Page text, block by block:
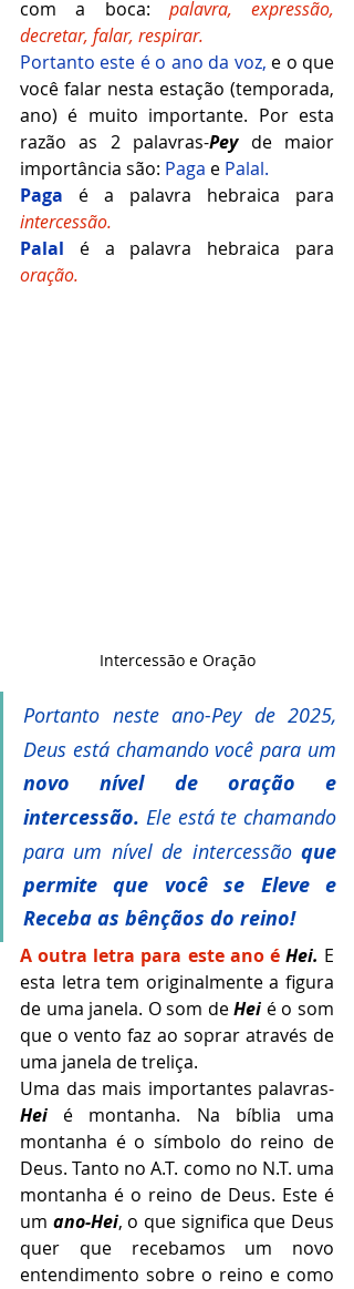
com a boca: palavra, expressão,
decretar, falar, respirar.
Portanto este é o ano da voz, e o que
você falar nesta estação (temporada,
ano) é muito importante. Por esta
razão as 2 palavras-Pey de maior
importância são: Paga e Palal.
Paga
intercessão.
Palal
oração.
Intercessão e Oração
Portanto neste ano-Pey de 2025,
novo nível de oração e
intercessão. Ele está te chamando
para um nível de intercessão que
permite que você se Eleve e
Receba as bênçãos do reino!
A outra letra para este ano é Hei. E
esta letra tem originalmente a figura
de uma janela. O som de Hei é o som
que o vento faz ao soprar através de
uma janela de treliça.
Uma das mais importantes palavras-
Hei é montanha. Na bíblia uma
montanha é o símbolo do reino de
Deus. Tanto no A.T. como no N.T. uma
montanha é o reino de Deus. Este é
um ano-Hei, o que significa que Deus
quer que recebamos um novo
entendimento sobre o reino e como